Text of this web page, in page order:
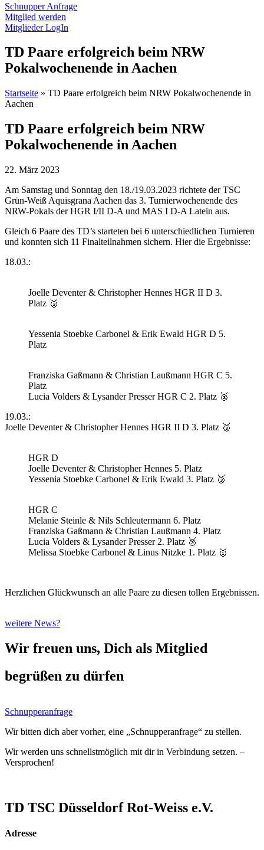
Schnupper Anfrage
Mitglied werden
Mitglieder LogIn
TD Paare erfolgreich beim NRW
Pokalwochenende in Aachen
Startseite » TD Paare erfolgreich beim NRW Pokalwochenende in
Aachen
TD Paare erfolgreich beim NRW
Pokalwochenende in Aachen
22. März 2023
Am Samstag und Sonntag den 18./19.03.2023 richtete der TSC
Grün-Weiß Aquisgrana Aachen das 3. Turnierwochenende des
NRW-Pokals der HGR I/II D-A und MAS I D-A Latein aus.
Gleich 6 Paare des TD’s starteten bei 6 unterschiedlichen Turnieren
und konnten sich 11 Finalteilnahmen sichern. Hier die Ergebnisse:
18.03.:
Joelle Deventer & Christopher Hennes HGR II D 3.
Platz 🥉
Yessenia Stoebke Carbonel & Erik Ewald HGR D 5.
Platz
Franziska Gaßmann & Christian Laußmann HGR C 5.
Platz
Lucia Volders & Lysander Presser HGR C 2. Platz 🥈
19.03.:
Joelle Deventer & Christopher Hennes HGR II D 3. Platz 🥉
HGR D
Joelle Deventer & Christopher Hennes 5. Platz
Yessenia Stoebke Carbonel & Erik Ewald 3. Platz 🥉
HGR C
Melanie Steinle & Nils Schleutermann 6. Platz
Franziska Gaßmann & Christian Laußmann 4. Platz
Lucia Volders & Lysander Presser 2. Platz 🥈
Melissa Stoebke Carbonel & Linus Nitzke 1. Platz 🥇
Herzlichen Glückwunsch an alle Paare zu diesen tollen Ergebnissen.
weitere News?
Wir freuen uns, Dich als Mitglied
begrüßen zu dürfen
Schnupperanfrage
Wir bitten dich aber vorher, eine „Schnupperanfrage“ zu stellen.
Wir werden uns schnellstmöglich mit dir in Verbindung setzen. –
Versprochen!
TD TSC Düsseldorf Rot-Weiss e.V.
Adresse